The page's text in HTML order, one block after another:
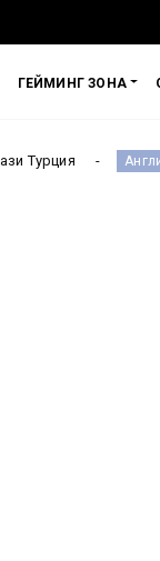
ГЕЙМИНГ ЗОНА
Англия Испания